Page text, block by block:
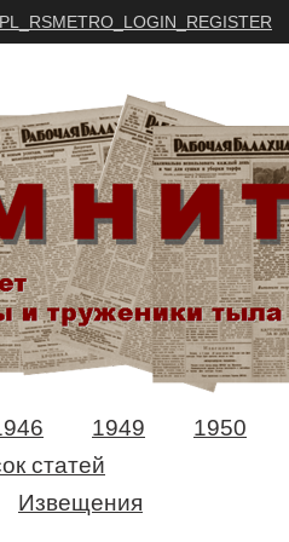
1949
1950
статей
Извещения